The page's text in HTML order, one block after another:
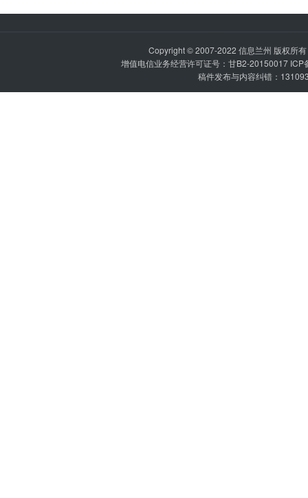
Copyright © 2007-2022 信息兰州 版权所
增值电信业务经营许可证号：甘B2-20150017 ICP
稿件发布与内容纠错：